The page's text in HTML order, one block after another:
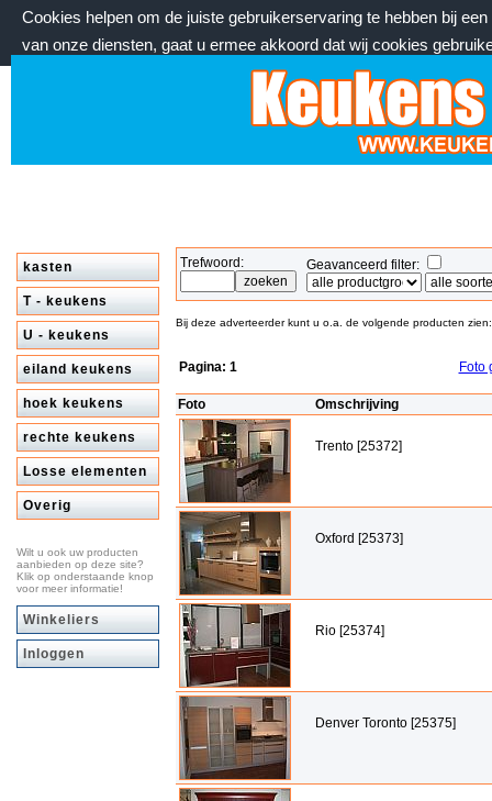
Cookies helpen om de juiste gebruikerservaring te hebben bij
van onze diensten, gaat u ermee akkoord dat wij cookies
kasten
T - keukens
U - keukens
eiland keukens
hoek keukens
rechte keukens
Losse elementen
Overig
Wilt u ook uw producten
aanbieden op deze site?
Klik op onderstaande knop
voor meer informatie!
Winkeliers
Inloggen
Trefwoord: Geavanceerd filter:
Bij deze adverteerder kunt u o.a. de volgende producten zien:
Pagina: 1 Foto
Foto Omschrijving
Trento [25372]
Oxford [25373]
Rio [25374]
Denver Toronto [25375]